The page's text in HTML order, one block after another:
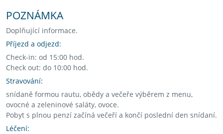
POZNÁMKA
Doplňující informace.
Příjezd a odjezd:
Check-in: od 15:00 hod.
Check out: do 10:00 hod.
Stravování:
snídaně formou rautu, obědy a večeře výběrem z menu,
ovocné a zeleninové saláty, ovoce.
Pobyt s plnou penzí začíná večeří a končí poslední den snídaní.
Léčení: